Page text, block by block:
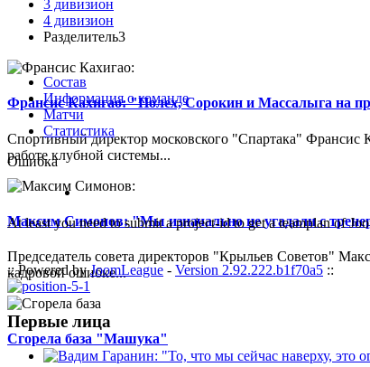
3 дивизион
4 дивизион
Разделитель3
Франсис Кахигао: "Полех, Сорокин и Массалыга на
Спортивный директор московского "Спартака" Франсис
работе клубной системы...
Максим Симонов: "Мы изначально не угадали с
Председатель совета директоров "Крыльев Советов"
кадровой ошибке...
Сгорела база "Машука"
Состав
Информация о команде
Матчи
Статистика
Ошибка
At least you need to submit a project-id to get a teamplan of
:: Powered byJoomLeague - Version 2.92.222.b1f70a5 ::
Первые лица